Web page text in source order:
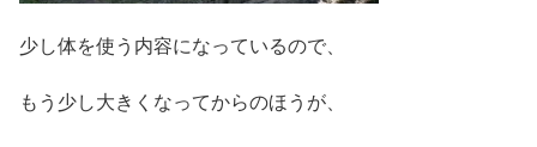
少し体を使う内容になっているので、
もう少し大きくなってからのほうが、